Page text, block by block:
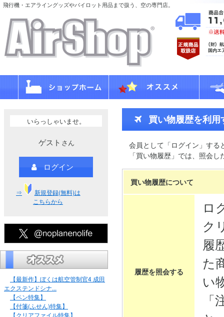
飛行機・エアライングッズやパイロット用品まで扱う、空の専門店。
いらっしゃいませ。
ゲスト さん
ログイン
⇒
新規登録(無料)は
こちらから
【最新作】ぼくは航空管制官4 成田
エクステンドシナ...
【ペン特集】
【付箋(ふせん)特集】
【クリアファイル特集】
買い物履歴を利用
会員として「ログイン」する
「買い物履歴」では、照会
買い物履歴について
履歴を照会する
ロ
ク
履
た
い